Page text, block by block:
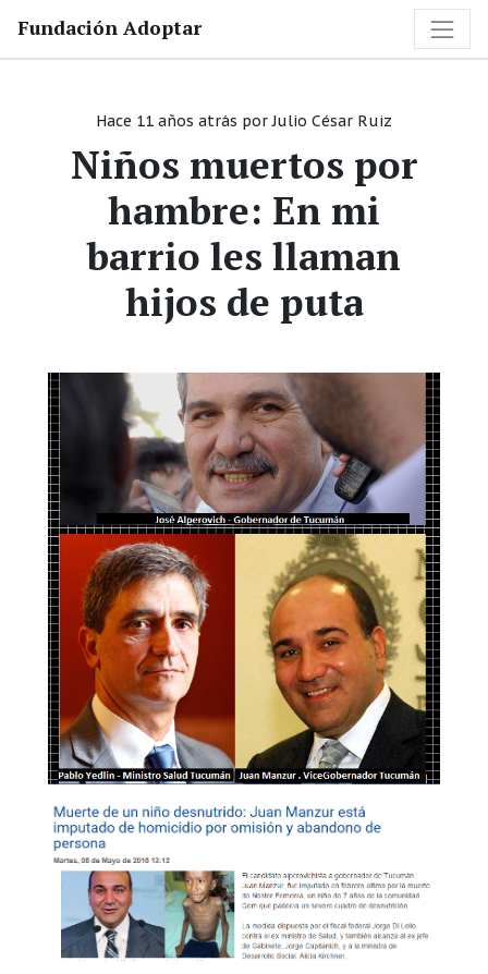
Fundación Adoptar
Hace 11 años atrás porJulio César Ruiz
Niños muertos por
hambre: En mi
barrio les llaman
hijos de puta